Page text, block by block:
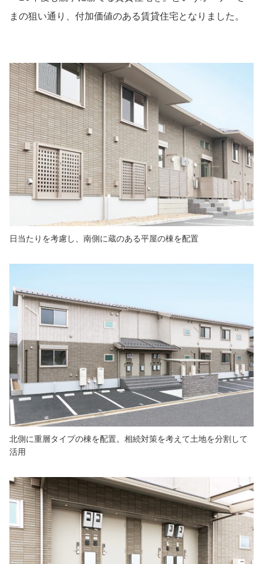
まの狙い通り、付加価値のある賃貸住宅となりました。
日当たりを考慮し、南側に蔵のある平屋の棟を配置
北側に重層タイプの棟を配置。相続対策を考えて土地を分割して
活用